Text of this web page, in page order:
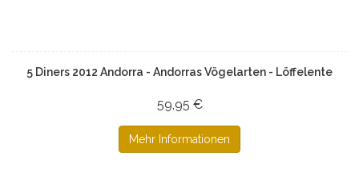
5 Diners 2012 Andorra - Andorras Vögelarten - Löffelente
59,95 €
Mehr Informationen